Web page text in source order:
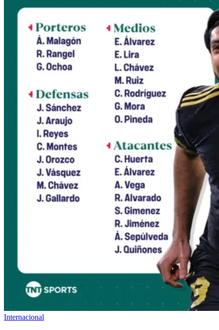
Internacional